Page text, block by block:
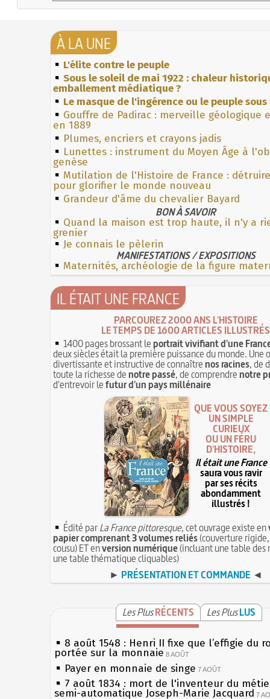
À LA UNE
L'élite contre le peuple
Sous le soleil de mai 1922 : chaleur
emballement médiatique ?
Le masque de l'ingérence ou le peuple
Gouffre de Padirac : merveille géologique
en 1889
Plumes, encriers et crayons jadis
Lunettes : instrument du Moyen Âge à
genèse
Mutilation de l'Histoire de France :
pour glorifier le monde nouveau
Grandeur d'âme du chevalier Bayard
BON À SAVOIR
Quand la maison est trop haute, il n'y a
grenier
Je connais le pèlerin
MANIFESTATIONS / EXPOSITIONS
Maternités, archéologie de la figure
IL ÉTAIT UNE FRANCE
PARCOUREZ 2000 ANS L'HISTOIRE
LE TEMPS DE 1600 ARTICLES ILLUSTRÉS
1400 pages brossant leportrait vivifiant d'une
deux siècles était la première puissance du monde. Une
divertissante et instructive de connaîtrenos racines, de
toute la richesse denotre passé, de comprendrenotre
d'entrevoir lefutur d'un pays millénaire
QUE VOUS SOYEZ
UN SIMPLE
CURIEUX
OU UN FÉRU
D'HISTOIRE,
Il était une France
saura vous ravir
par ses récits
abondamment
illustrés !
Édité parLa France pittoresque, cet ouvrage existe en
papier comprenant 3 volumes reliés(couverture
cousu) ET enversion numérique(incluant une table des
une table thématique cliquables)
► PRÉSENTATION ET COMMANDE ◄
Les PlusRÉCENTS Les PlusLUS
8 août 1548 : Henri II fixe que l’effigie du
portée sur la monnaie 8 AOÛT
Payer en monnaie de singe 7 AOÛT
7 août 1834 : mort de l'inventeur du
semi-automatique Joseph-Marie Jacquard 7